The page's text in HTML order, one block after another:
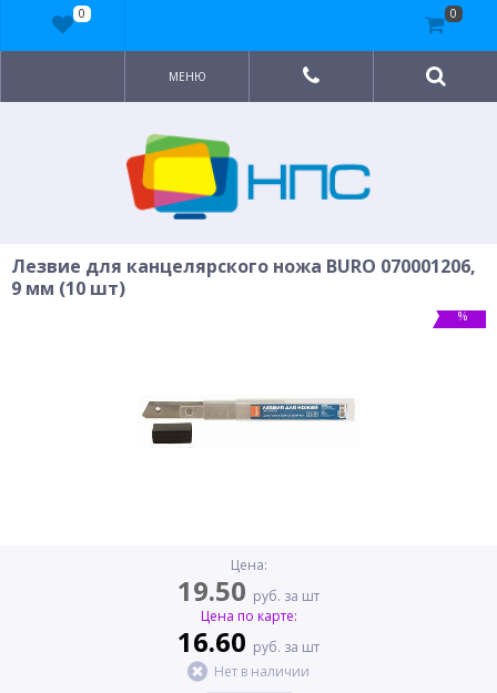
МЕНЮ
Лезвие для канцелярского ножа BURO 070001206,
9 мм (10 шт)
%
Цена:
19.50 руб. за шт
Цена по карте:
16.60 руб. за шт
Нет в наличии
0 0